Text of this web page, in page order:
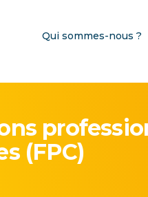
Qui sommes-nous ?
(FPC)